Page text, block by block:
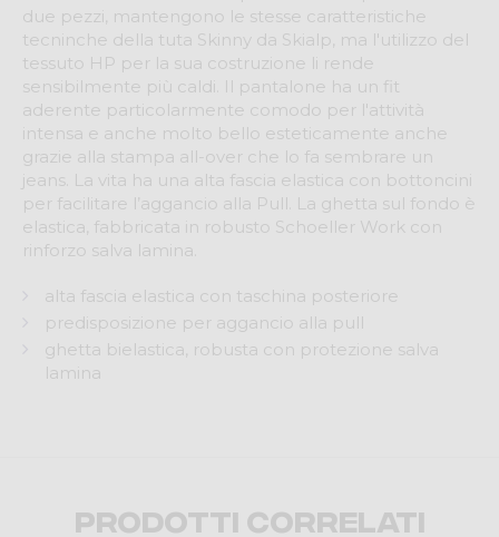
due pezzi, mantengono le stesse caratteristiche
tecninche della tuta Skinny da Skialp, ma l'utilizzo del
tessuto HP per la sua costruzione li rende
sensibilmente più caldi. Il pantalone ha un fit
aderente particolarmente comodo per l'attività
intensa e anche molto bello esteticamente anche
grazie alla stampa all-over che lo fa sembrare un
jeans. La vita ha una alta fascia elastica con bottoncini
per facilitare l’aggancio alla Pull. La ghetta sul fondo è
elastica, fabbricata in robusto Schoeller Work con
rinforzo salva lamina.
alta fascia elastica con taschina posteriore
predisposizione per aggancio alla pull
ghetta bielastica, robusta con protezione salva
lamina
Prodotti correlati